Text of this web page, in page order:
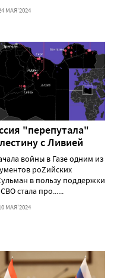
МАЯ'2024
"перепутала"
с Ливией
войны в Газе одним из
роZийских
в пользу поддержки
стала про......
МАЯ'2024